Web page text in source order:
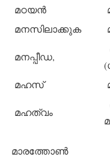
മഠയന്‍
മനസിലാക്കുക
മനപ്പീഡ,
മഹസ്
മഹത്വം
മാരത്തോണ്‍